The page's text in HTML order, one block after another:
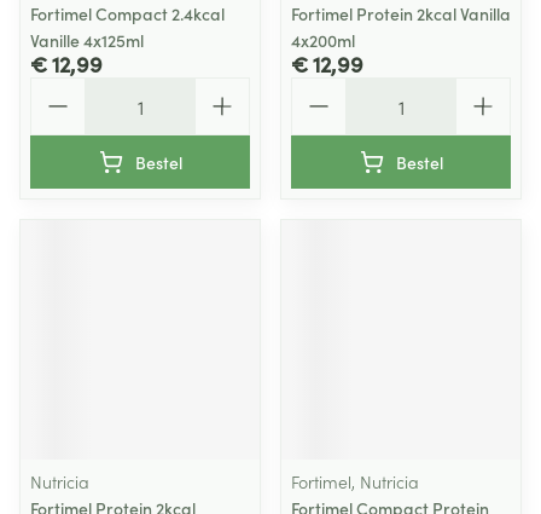
Fortimel Compact 2.4kcal
Vanille 4x125ml
€ 12,99
Bestel
Fortimel Protein 2kcal Vanilla
4x200ml
€ 12,99
Bestel
Nutricia
Fortimel Protein 2kcal
Fortimel, Nutricia
Fortimel Compact Protein